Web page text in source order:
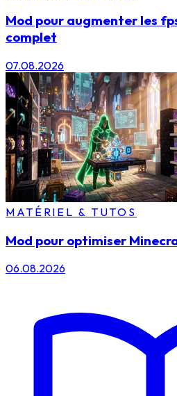
Mod pour augmenter les
complet
07.08.2026
MATÉRIEL & TUTOS
Mod pour optimiser
06.08.2026